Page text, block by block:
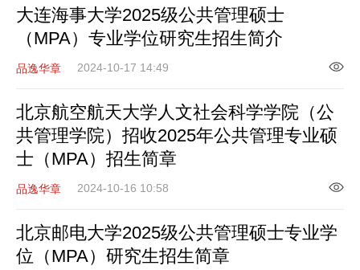
大连海事大学2025级公共管理硕士
（MPA）专业学位研究生招生简介
品逸华章 2024-10-17 14:49
北京航空航天大学人文社会科学学院（公
共管理学院）招收2025年公共管理专业硕
士（MPA）招生简章
品逸华章 2024-10-16 10:58
北京邮电大学2025级公共管理硕士专业学
位（MPA）研究生招生简章